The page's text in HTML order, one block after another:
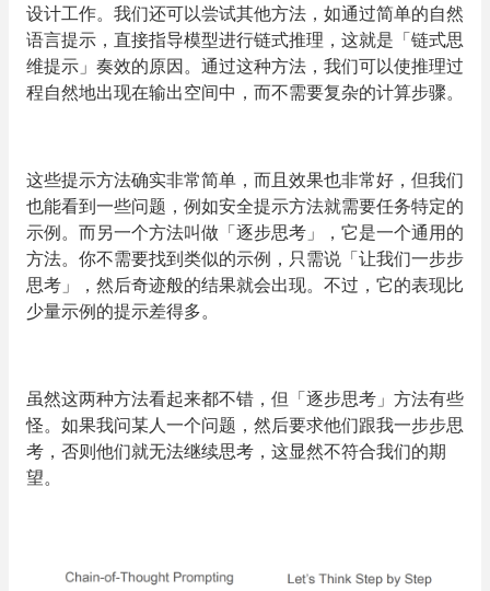
设计工作。我们还可以尝试其他方法，如通过简单的自然
语言提示，直接指导模型进行链式推理，这就是「链式思
维提示」奏效的原因。通过这种方法，我们可以使推理过
程自然地出现在输出空间中，而不需要复杂的计算步骤。
这些提示方法确实非常简单，而且效果也非常好，但我们
也能看到一些问题，例如安全提示方法就需要任务特定的
示例。而另一个方法叫做「逐步思考」，它是一个通用的
方法。你不需要找到类似的示例，只需说「让我们一步步
思考」，然后奇迹般的结果就会出现。不过，它的表现比
少量示例的提示差得多。
虽然这两种方法看起来都不错，但「逐步思考」方法有些
怪。如果我问某人一个问题，然后要求他们跟我一步步思
考，否则他们就无法继续思考，这显然不符合我们的期
望。